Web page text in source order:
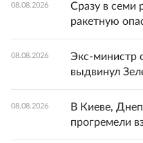
08.08.2026
Сразу в семи
ракетную
08.08.2026
Экс-министр
выдвинул
08.08.2026
В Киеве,
прогремели